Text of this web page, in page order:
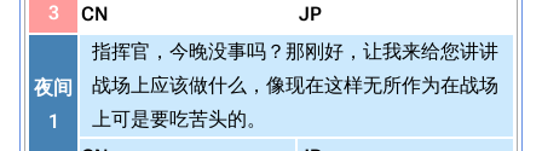
3
CN
JP
夜间
1
指挥官，今晚没事吗？那刚好，让我来给您讲讲
战场上应该做什么，像现在这样无所作为在战场
上可是要吃苦头的。